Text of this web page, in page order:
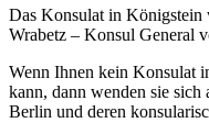
Das Konsulat in
Wrabetz – Konsul General
Wenn Ihnen kein Konsulat
kann, dann wenden sie
Berlin und deren